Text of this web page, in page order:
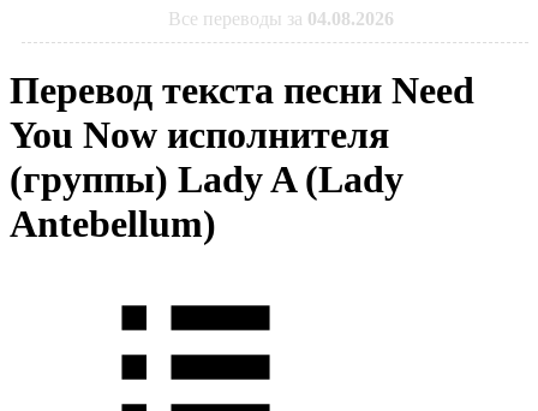
Все переводы за 04.08.2026
Перевод текста песни Need
You Now исполнителя
(группы) Lady A (Lady
Antebellum)